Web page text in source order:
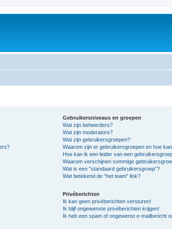
Gebruikersniveaus en groepen
Wat zijn beheerders?
Wat zijn moderators?
Wat zijn gebruikersgroepen?
Waarom zijn er gebruikersgroepen en hoe
Hoe kan ik een leider van een
Waarom verschijnen sommige
Wat is een “standaard gebruikersgroep”?
Wat betekend de “het team” link?
Privéberichten
Ik kan geen privéberichten versturen!
Ik blijf ongewenste privéberichten krijgen!
Ik heb een spam of ongewenst e-mailbericht